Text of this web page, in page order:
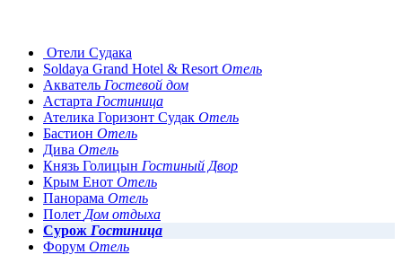
Отели Судака
Soldaya Grand Hotel & Resort Отель
Акватель Гостевой дом
Астарта Гостиница
Ателика Горизонт Судак Отель
Бастион Отель
Дива Отель
Князь Голицын Гостиный Двор
Крым Енот Отель
Панорама Отель
Полет Дом отдыха
Сурож Гостиница
Форум Отель